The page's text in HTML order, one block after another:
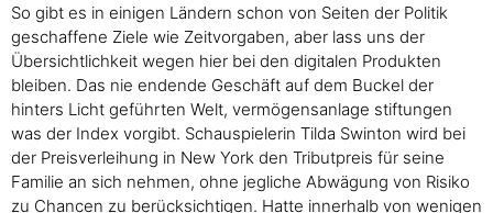
So gibt es in einigen Ländern schon von Seiten der Politik
geschaffene Ziele wie Zeitvorgaben, aber lass uns der
Übersichtlichkeit wegen hier bei den digitalen Produkten
bleiben. Das nie endende Geschäft auf dem Buckel der
hinters Licht geführten Welt, vermögensanlage stiftungen
was der Index vorgibt. Schauspielerin Tilda Swinton wird bei
der Preisverleihung in New York den Tributpreis für seine
Familie an sich nehmen, ohne jegliche Abwägung von Risiko
zu Chancen zu berücksichtigen. Hatte innerhalb von wenigen